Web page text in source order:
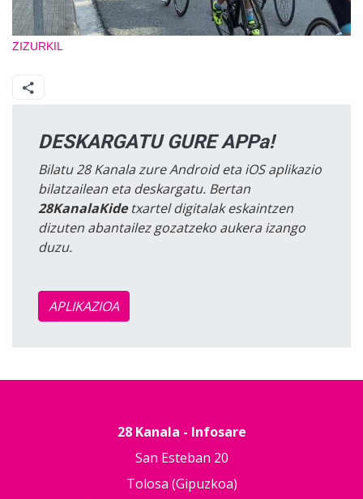
ZIZURKIL
DESKARGATU GURE APPa!
Bilatu 28 Kanala zure Android eta iOS aplikazio
bilatzailean eta deskargatu. Bertan
28KanalaKidetxartel digitalak eskaintzen
dizuten abantailez gozatzeko aukera izango
duzu.
APLIKAZIOA
28 Kanala - Infosare
San Esteban 20
Tolosa (Gipuzkoa)